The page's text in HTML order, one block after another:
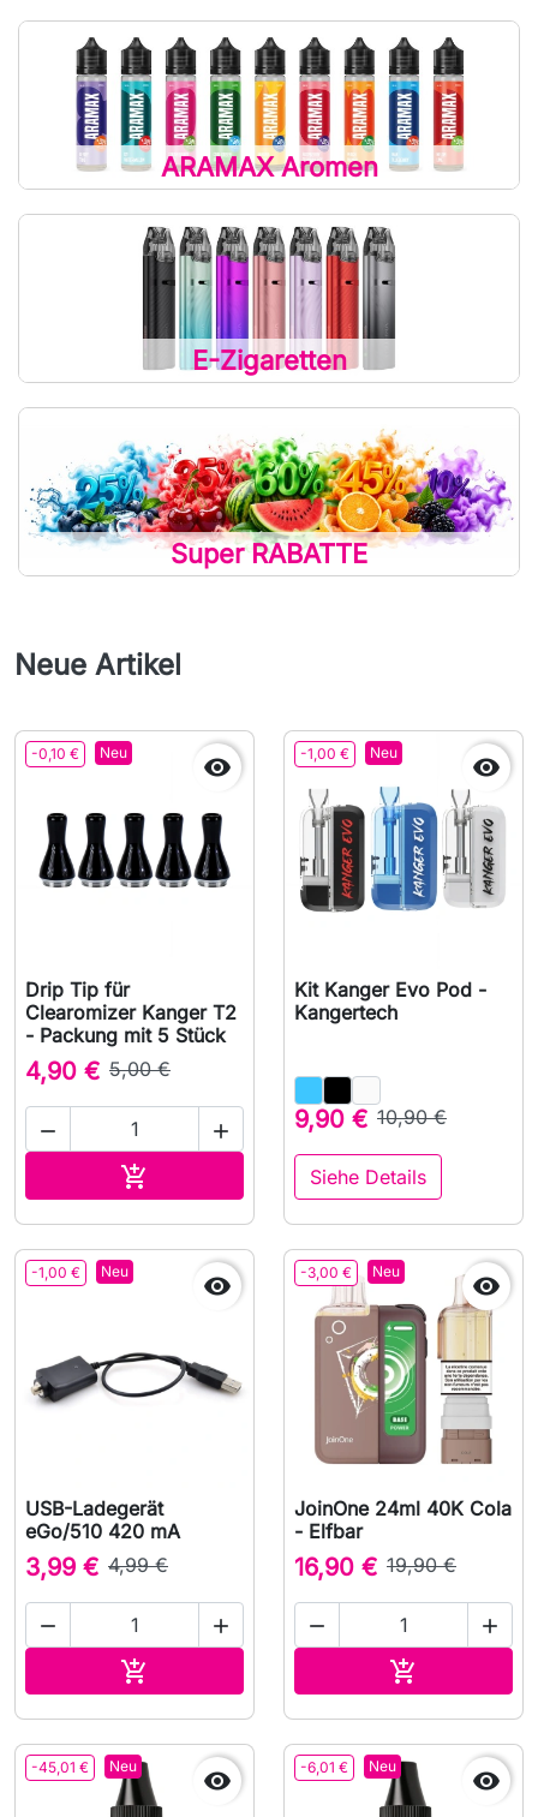
ARAMAX Aromen
E-Zigaretten
Super RABATTE
Neue Artikel
-0,10 € Neu

Drip Tip für
Clearomizer Kanger T2
- Packung mit 5 Stück
4,90 € 5,00 €
 

-1,00 € Neu

Kit Kanger Evo Pod -
Kangertech
9,90 € 10,90 €
Siehe Details
-1,00 € Neu

USB-Ladegerät
eGo/510 420 mA
3,99 € 4,99 €
 

-3,00 € Neu

JoinOne 24ml 40K Cola
- Elfbar
16,90 € 19,90 €
 

-45,01 € Neu
 -6,01 € Neu
